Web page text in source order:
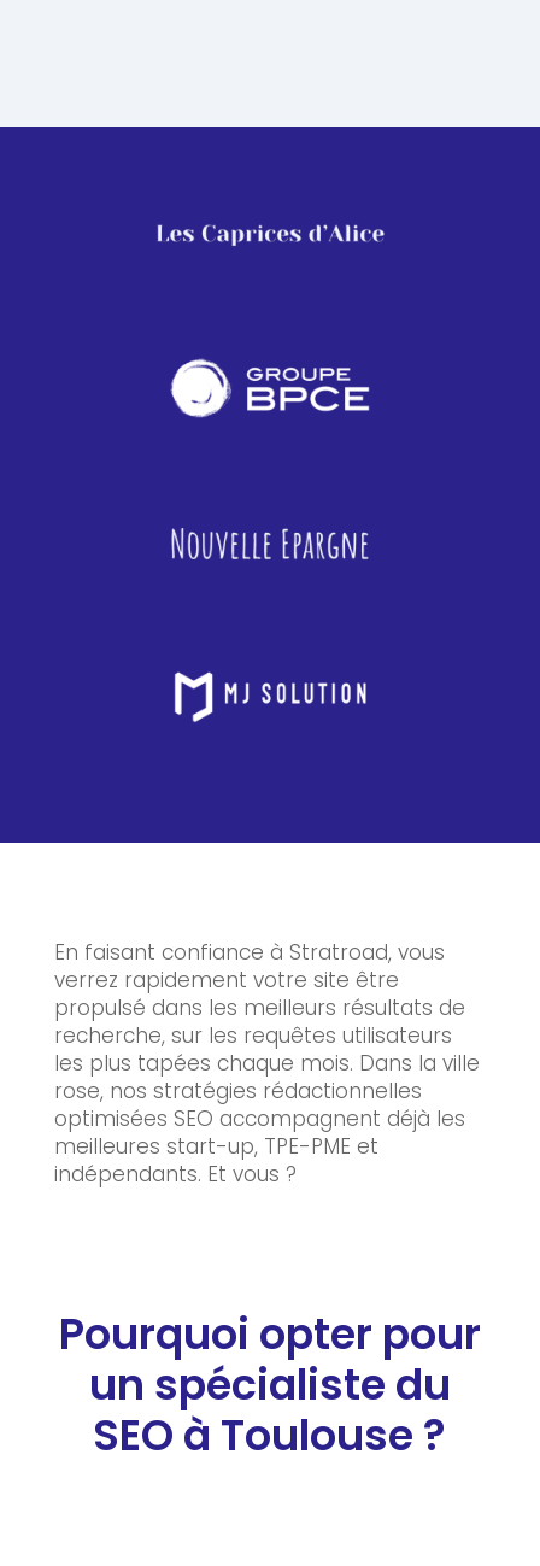
En faisant confiance à Stratroad, vous
verrez rapidement votre site être
propulsé dans les meilleurs résultats de
recherche, sur les requêtes utilisateurs
les plus tapées chaque mois. Dans la ville
rose, nos stratégies rédactionnelles
optimisées SEO accompagnent déjà les
meilleures start-up, TPE-PME et
indépendants. Et vous ?
Pourquoi opter pour
un spécialiste du
SEO à Toulouse ?